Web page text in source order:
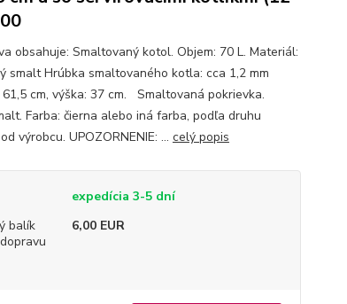
obsahuje: Smaltovaný kotol. Objem: 70 L. Materiál:
smalt Hrúbka smaltovaného kotla: cca 1,2 mm
cm, výška: 37 cm. Smaltovaná pokrievka.
Farba: čierna alebo iná farba, podľa druhu
výrobcu. UPOZORNENIE: ... celý popis
expedícia 3-5 dní
balík
6,00 EUR